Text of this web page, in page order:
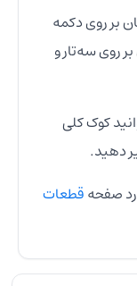
بر روی دکمه
رویسه‌تارو
کوک کلی
دهید.
صفحهقطعات